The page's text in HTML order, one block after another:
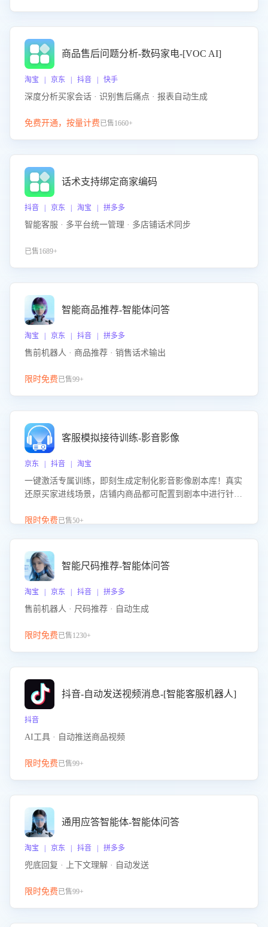
商品售后问题分析-数码家电-[VOC AI]
淘宝 | 京东 | 抖音 | 快手
深度分析买家会话 · 识别售后痛点 · 报表自动生成
免费开通，按量计费已售1660+
话术支持绑定商家编码
抖音 | 京东 | 淘宝 | 拼多多
智能客服 · 多平台统一管理 · 多店铺话术同步
已售1689+
智能商品推荐-智能体问答
淘宝 | 京东 | 抖音 | 拼多多
售前机器人 · 商品推荐 · 销售话术输出
限时免费已售99+
客服模拟接待训练-影音影像
京东 | 抖音 | 淘宝
一键激活专属训练，即刻生成定制化影音影像剧本库！真实
还原买家进线场景，店铺内商品都可配置到剧本中进行针对
击 “立即开通”，快速获取影音影像类目剧本，一键开启客服
限时免费已售50+
智能尺码推荐-智能体问答
淘宝 | 京东 | 抖音 | 拼多多
售前机器人 · 尺码推荐 · 自动生成
限时免费已售1230+
抖音-自动发送视频消息-[智能客服机器人]
抖音
AI工具 · 自动推送商品视频
限时免费已售99+
通用应答智能体-智能体问答
淘宝 | 京东 | 抖音 | 拼多多
兜底回复 · 上下文理解 · 自动发送
限时免费已售99+